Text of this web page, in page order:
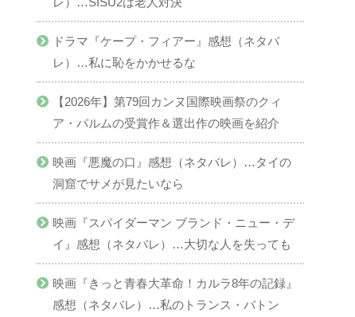
ドラマ『ケープ・フィアー』感想（ネタバ
レ）…私に恥をかかせるな
【2026年】第79回カンヌ国際映画祭のクィ
ア・パルムの受賞作＆選出作の映画を紹介
映画『悪魔の口』感想（ネタバレ）…タイの
洞窟でサメが見たいなら
映画『スパイダーマン ブランド・ニュー・デ
イ』感想（ネタバレ）…大切な人を失っても
映画『きっと青春大革命！カルラ8年の記録』
感想（ネタバレ）…私のトランス・バトン